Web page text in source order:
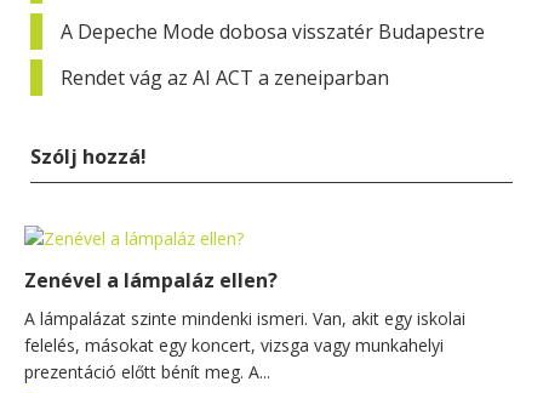
A Depeche Mode dobosa visszatér Budapestre
Rendet vág az AI ACT a zeneiparban
Szólj hozzá!
Zenével a lámpaláz ellen?
A lámpalázat szinte mindenki ismeri. Van, akit egy iskolai
felelés, másokat egy koncert, vizsga vagy munkahelyi
prezentáció előtt bénít meg. A...